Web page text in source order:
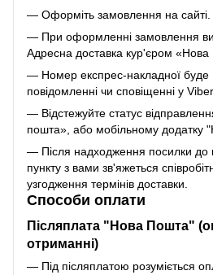
— Оформіть замовлення на сайті.
— При оформленні замовлення
Адресна доставка кур'єром «Нова
— Номер експрес-накладної буде
повідомленні чи сповіщенні у Viber
— Відстежуйте статус
пошта», або мобільному додатку
— Після надходження посилки до
пункту з вами зв'яжеться
узгодження термінів доставки.
Способи оплати
Післяплата "Нова Пошта"
отриманні)
— Під післяплатою розуміється